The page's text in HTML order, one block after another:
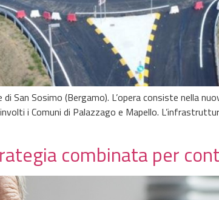
San Sosimo (Bergamo). L’opera consiste nella
i Comuni di Palazzago e Mapello.
combinata per